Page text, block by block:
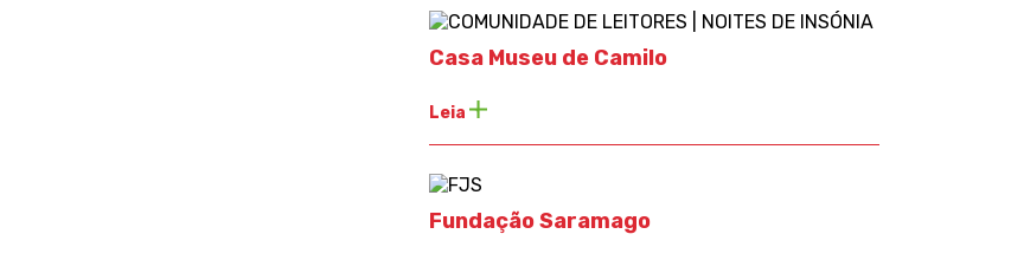
Casa Museu de Camilo
Leia
Fundação Saramago